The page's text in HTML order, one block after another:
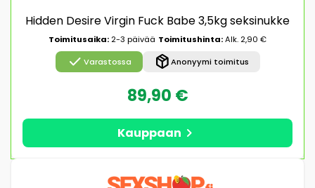
Hidden Desire Virgin Fuck Babe 3,5kg seksinukke
Toimitusaika: 2-3 päivää Toimitushinta:Alk. 2,90 €
check Varastossa package_2Anonyymi toimitus
89,90 €
Kauppaan chevron_right